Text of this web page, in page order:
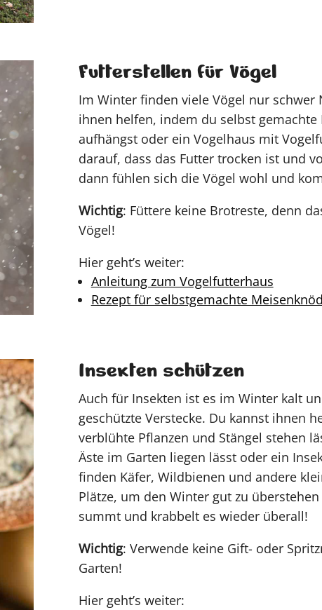
Futterstellen für Vögel
Im Winter finden viele Vögel nur schwer
ihnen helfen, indem du selbst gemachte
aufhängst oder ein Vogelhaus mit
darauf, dass das Futter trocken ist und
dann fühlen sich die Vögel wohl und
Wichtig: Füttere keine Brotreste, denn
Vögel!
Hier geht’s weiter:
Anleitung zum Vogelfutterhaus
Rezept für selbstgemachte
Insekten schützen
Auch für Insekten ist es im Winter kalt
geschützte Verstecke. Du kannst ihnen
verblühte Pflanzen und Stängel stehen
Äste im Garten liegen lässt oder ein
finden Käfer, Wildbienen und andere
Plätze, um den Winter gut zu
summt und krabbelt es wieder überall!
Wichtig: Verwende keine Gift- oder
Garten!
Hier geht’s weiter: